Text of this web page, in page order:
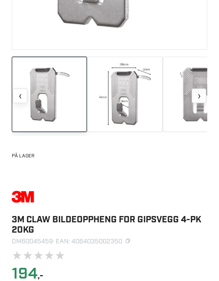
‹ ›
PÅ LAGER
3M CLAW BILDEOPPHENG FOR GIPSVEGG 4-PK
20KG
OM60045459· EAN: 4064035002350
★★★★★
194,-